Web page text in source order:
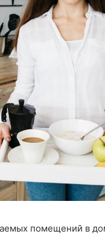
помещений в